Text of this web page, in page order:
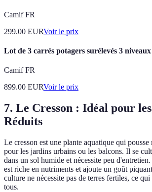
Camif FR
299.00 EURVoir le prix
Lot de 3 carrés potagers surélevés 3
Camif FR
899.00 EURVoir le prix
7. Le Cresson : Idéal pour
Réduits
Le cresson est une plante aquatique qui
pour les jardins urbains ou les balcons. Il se
dans un sol humide et nécessite peu
est riche en nutriments et ajoute un goût
culture ne nécessite pas de terres fertiles, ce
tous.